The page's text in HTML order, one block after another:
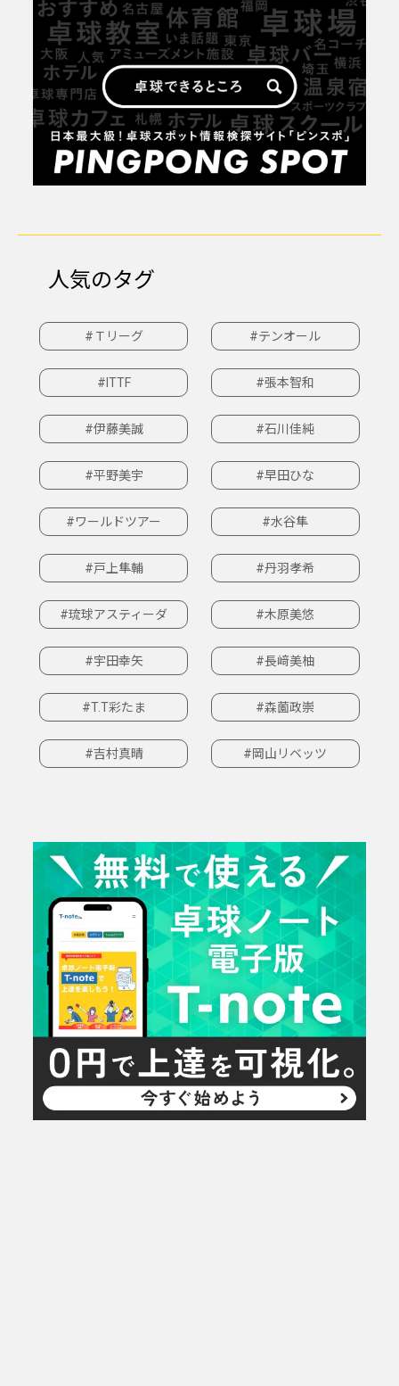
人気のタグ
#Ｔリーグ #テンオール
#ITTF #張本智和
#伊藤美誠 #石川佳純
#平野美宇 #早田ひな
#ワールドツアー #水谷隼
#戸上隼輔 #丹羽孝希
#琉球アスティーダ #木原美悠
#宇田幸矢 #長﨑美柚
#T.T彩たま #森薗政崇
#吉村真晴 #岡山リベッツ